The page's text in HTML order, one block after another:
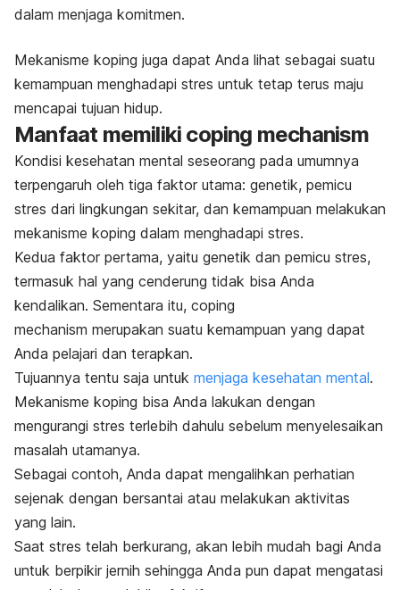
dalam menjaga komitmen.
Mekanisme koping juga dapat Anda lihat sebagai suatu
kemampuan menghadapi stres untuk tetap terus maju
mencapai tujuan hidup.
Manfaat memiliki coping mechanism
Kondisi kesehatan mental seseorang pada umumnya
terpengaruh oleh tiga faktor utama: genetik, pemicu
stres dari lingkungan sekitar, dan kemampuan melakukan
mekanisme koping dalam menghadapi stres.
Kedua faktor pertama, yaitu genetik dan pemicu stres,
termasuk hal yang cenderung tidak bisa Anda
kendalikan. Sementara itu, coping
mechanism merupakan suatu kemampuan yang dapat
Anda pelajari dan terapkan.
Tujuannya tentu saja untuk menjaga kesehatan mental.
Mekanisme koping bisa Anda lakukan dengan
mengurangi stres terlebih dahulu sebelum menyelesaikan
masalah utamanya.
Sebagai contoh, Anda dapat mengalihkan perhatian
sejenak dengan bersantai atau melakukan aktivitas
yang lain.
Saat stres telah berkurang, akan lebih mudah bagi Anda
untuk berpikir jernih sehingga Anda pun dapat mengatasi